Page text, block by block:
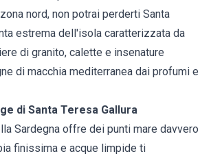
nord, non potrai perderti Santa
estrema dell'isola caratterizzata da
di granito, calette e insenature
di macchia mediterranea dai profumi e
di Santa Teresa Gallura
Sardegna offre dei punti mare davvero
finissima e acque limpide ti